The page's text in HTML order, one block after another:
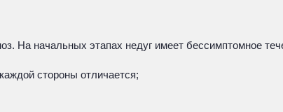
На начальных этапах недуг имеет бессимптомное
стороны отличается;